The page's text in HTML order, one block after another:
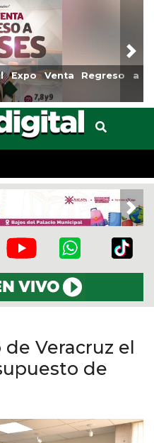
Reabrirá Coatzacoalcos la
Centro
de Veracruz el
de